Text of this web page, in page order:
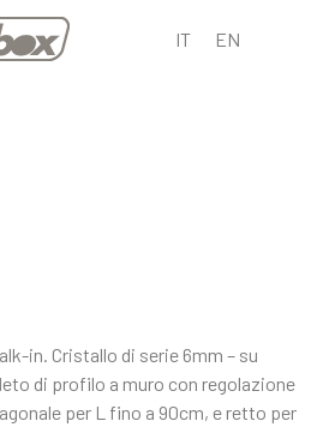
IT EN
in. Cristallo di serie 6mm – su
di profilo a muro con regolazione
per L fino a 90cm, e retto per